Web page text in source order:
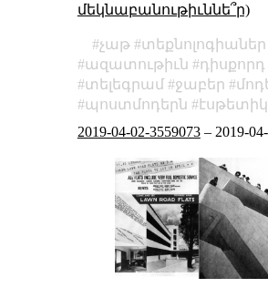
մեկնաբանութիւննե՞ր)
չաթ տեքնոլոգիաներ
ազատութիւն
դիսքորդ
տելեգրամ
ջաբեր
պոստմոդերն
2019-04-02-3559073– 2019-